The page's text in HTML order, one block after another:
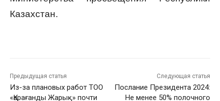
Казахстан.
Предыдущая статья
Из-за плановых работ ТОО
«Қарағанды Жарық» почти
Следующая статья
Послание Президента 2024:
Не менее 50% полочного